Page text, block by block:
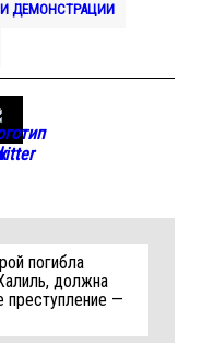
ДЕМОНСТРАЦИИ
погибла
должна
преступление —